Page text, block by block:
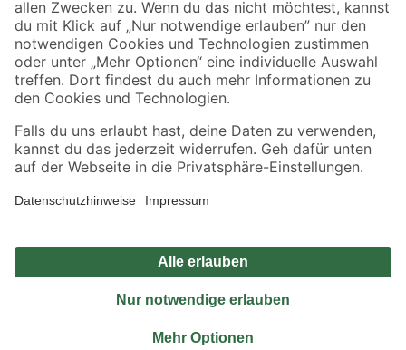
Jetzt die toom-App herunterladen
Alle Preisangaben in EUR inkl. gesetzl. MwSt.. Die dargestellten Angebote sind unter
Umständen nicht in allen Märkten verfügbar. Die angegebenen Verfügbarkeiten beziehen
Produkte nur solange der Vorrat reicht.
*Paketversand ab 59 € versandkostenfrei, gilt nicht für Artikel mit Speditionsversand, hier
Privatsphäre Impressum
Nutzungsbedingungen
Widerrufsrecht
Vertrag widerrufen
© 2026 toom Baumarkt GmbH